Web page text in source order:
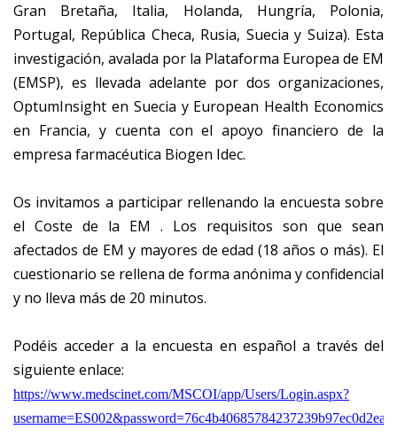
Gran Bretaña, Italia, Holanda, Hungría, Polonia,
Portugal, República Checa, Rusia, Suecia y Suiza). Esta
investigación, avalada por la Plataforma Europea de EM
(EMSP), es llevada adelante por dos organizaciones,
OptumInsight en Suecia y European Health Economics
en Francia, y cuenta con el apoyo financiero de la
empresa farmacéutica Biogen Idec.
Os invitamos a participar rellenando la encuesta sobre
el Coste de la EM . Los requisitos son que sean
afectados de EM y mayores de edad (18 años o más). El
cuestionario se rellena de forma anónima y confidencial
y no lleva más de 20 minutos.
Podéis acceder a la encuesta en español a través del
siguiente enlace:
https://www.medscinet.com/MSCOI/app/Users/Login.aspx?